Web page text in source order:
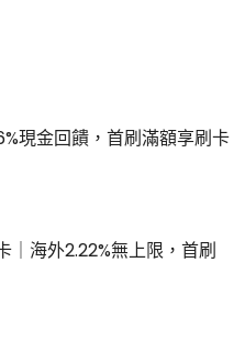
現金回饋，首刷滿額享刷卡
｜海外2.22%無上限，首刷